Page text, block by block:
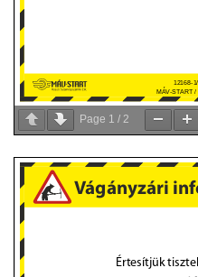
Page 1 / 2